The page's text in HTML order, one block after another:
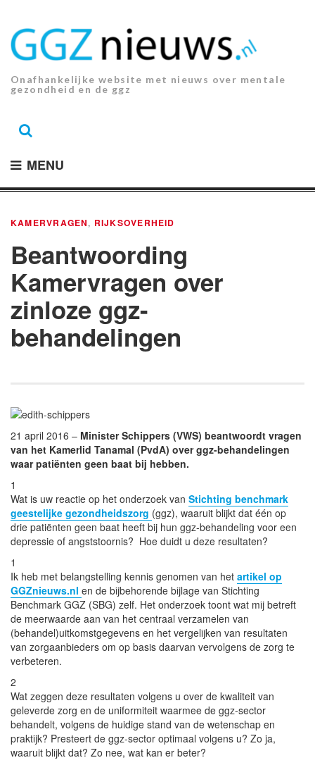
inhoud.
Onafhankelijke website met nieuws over mentale
gezondheid en de ggz
MENU
KAMERVRAGEN, RIJKSOVERHEID
Beantwoording
Kamervragen over
zinloze ggz-
behandelingen
21 april 2016 – Minister Schippers (VWS) beantwoordt vragen
van het Kamerlid Tanamal (PvdA) over ggz-behandelingen
waar patiënten geen baat bij hebben.
1
Wat is uw reactie op het onderzoek van Stichting benchmark
geestelijke gezondheidszorg (ggz), waaruit blijkt dat één op
drie patiënten geen baat heeft bij hun ggz-behandeling voor een
depressie of angststoornis? Hoe duidt u deze resultaten?
1
Ik heb met belangstelling kennis genomen van het artikel op
GGZnieuws.nl en de bijbehorende bijlage van Stichting
Benchmark GGZ (SBG) zelf. Het onderzoek toont wat mij betreft
de meerwaarde aan van het centraal verzamelen van
(behandel)uitkomstgegevens en het vergelijken van resultaten
van zorgaanbieders om op basis daarvan vervolgens de zorg te
verbeteren.
2
Wat zeggen deze resultaten volgens u over de kwaliteit van
geleverde zorg en de uniformiteit waarmee de ggz-sector
behandelt, volgens de huidige stand van de wetenschap en
praktijk? Presteert de ggz-sector optimaal volgens u? Zo ja,
waaruit blijkt dat? Zo nee, wat kan er beter?